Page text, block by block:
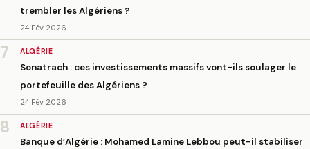
trembler les Algériens ?
24 Fév 2026
7 ALGÉRIE
Sonatrach : ces investissements massifs vont-ils soulager le
portefeuille des Algériens ?
24 Fév 2026
8 ALGÉRIE
Banque d’Algérie : Mohamed Lamine Lebbou peut-il stabiliser